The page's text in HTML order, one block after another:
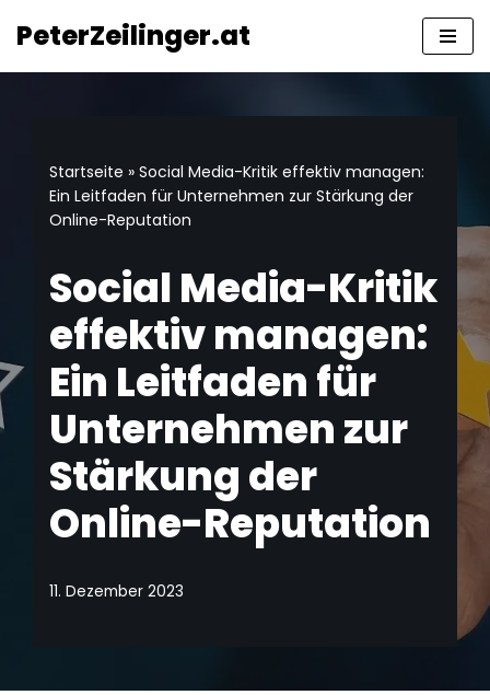
springen
PeterZeilinger.at
Startseite » Social Media-Kritik effektiv managen:
Ein Leitfaden für Unternehmen zur Stärkung der
Online-Reputation
Social Media-Kritik
effektiv managen:
Ein Leitfaden für
Unternehmen zur
Stärkung der
Online-Reputation
11. Dezember 2023